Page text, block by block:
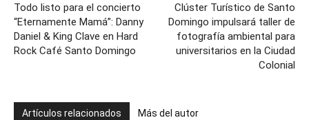
Todo listo para el concierto
“Eternamente Mamá”: Danny
Daniel & King Clave en Hard
Rock Café Santo Domingo
Clúster Turístico de Santo
Domingo impulsará taller de
fotografía ambiental para
universitarios en la Ciudad
Colonial
Artículos relacionados Más del autor